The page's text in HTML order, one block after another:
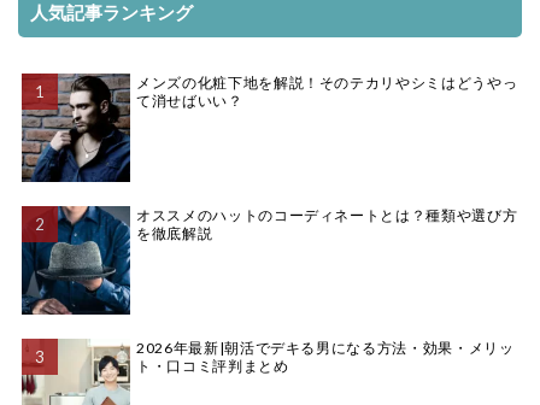
人気記事ランキング
メンズの化粧下地を解説！そのテカリやシミはどうやっ
て消せばいい？
オススメのハットのコーディネートとは？種類や選び方
を徹底解説
2026年最新|朝活でデキる男になる方法・効果・メリッ
ト・口コミ評判まとめ